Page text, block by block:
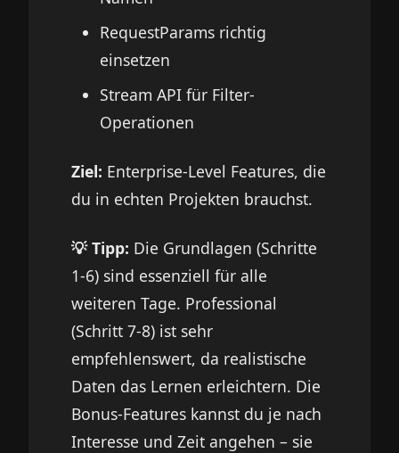
RequestParams richtig
einsetzen
Stream API für Filter-
Operationen
Ziel: Enterprise-Level Features, die
du in echten Projekten brauchst.
💡 Tipp: Die Grundlagen (Schritte
1-6) sind essenziell für alle
weiteren Tage. Professional
(Schritt 7-8) ist sehr
empfehlenswert, da realistische
Daten das Lernen erleichtern. Die
Bonus-Features kannst du je nach
Interesse und Zeit angehen – sie